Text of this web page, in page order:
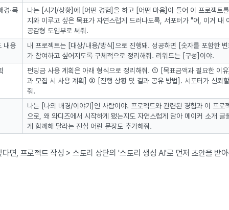
경·목
나는 [시기/상황]에 [어떤 경험]을 하고 [어떤 마음]이 들어 이 프로젝트
지와 이루고 싶은 목표가 자연스럽게 드러나도록, 서포터가 "어, 이거 내
공감형 도입부로 써줘.
내용
내 프로젝트는 [대상/내용/방식]으로 진행돼. 성공하면 [숫자를 포함한
가 참여하고 싶어지도록 구체적으로 정리해줘. 리워드는 [구성]이야.
펀딩금 사용 계획은 아래 형식으로 정리해줘. ① [목표금액과 필요한 이
과 모집 시 사용 계획] ③ [진행 상황 및 결과 공유 방법]. 서포터가 신뢰
줘.
나는 [나의 배경/이야기]인 사람이야. 프로젝트와 관련된 경험과 이 프로
으로, 왜 와디즈에서 시작하게 됐는지도 자연스럽게 담아 메이커 소개 글
게 함께해 달라는 진심 어린 문장도 추가해줘.
면, 프로젝트 작성 > 스토리 상단의 '스토리 생성 AI'로 먼저 초안을 받